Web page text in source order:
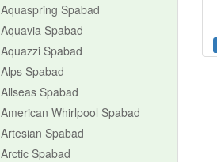
Aquaspring Spabad
Aquavia Spabad
Aquazzi Spabad
Alps Spabad
Allseas Spabad
American Whirlpool Spabad
Artesian Spabad
Arctic Spabad